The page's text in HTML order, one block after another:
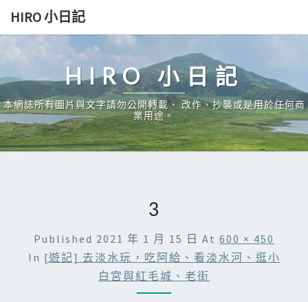
Skip
content
HIRO 小日記
HIRO 小日記
本網誌所有圖片與文字請勿公開轉載、 改作、抄襲或是用於任何商
業用途。
3
Published 2021 年 1 月 15 日 At 600 × 450
In [遊記] 去淡水玩，吃阿給、看淡水河、逛小
白宮與紅毛城、老街